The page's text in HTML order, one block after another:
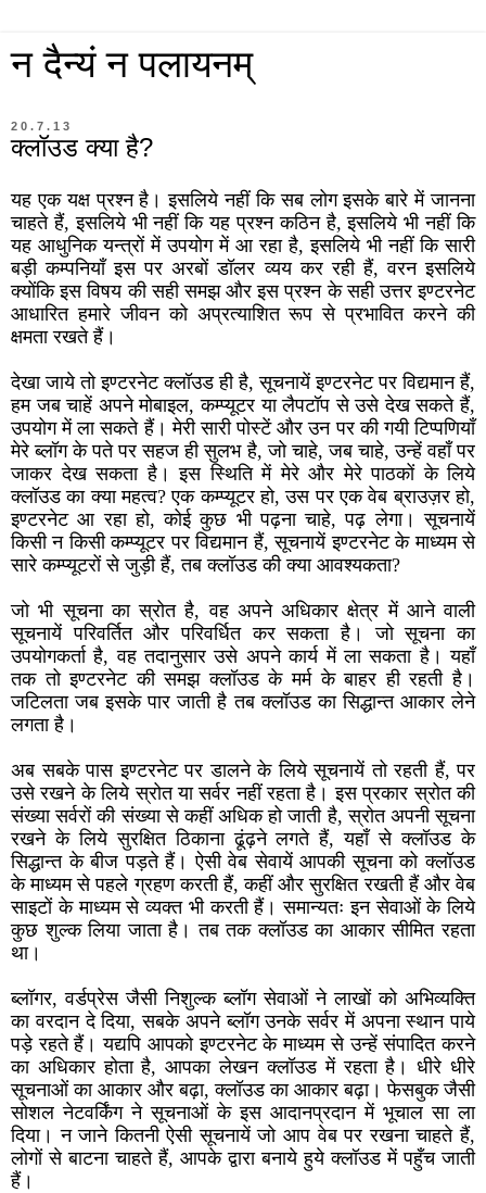
न दैन्यं न पलायनम्
20.7.13
क्लॉउड क्या है?
यह एक यक्ष प्रश्न है। इसलिये नहीं कि सब लोग इसके बारे में जानना
चाहते हैं, इसलिये भी नहीं कि यह प्रश्न कठिन है, इसलिये भी नहीं कि
यह आधुनिक यन्त्रों में उपयोग में आ रहा है, इसलिये भी नहीं कि सारी
बड़ी कम्पनियाँ इस पर अरबों डॉलर व्यय कर रही हैं, वरन इसलिये
क्योंकि इस विषय की सही समझ और इस प्रश्न के सही उत्तर इण्टरनेट
आधारित हमारे जीवन को अप्रत्याशित रूप से प्रभावित करने की
क्षमता रखते हैं।
देखा जाये तो इण्टरनेट क्लॉउड ही है, सूचनायें इण्टरनेट पर विद्यमान हैं,
हम जब चाहें अपने मोबाइल, कम्प्यूटर या लैपटॉप से उसे देख सकते हैं,
उपयोग में ला सकते हैं। मेरी सारी पोस्टें और उन पर की गयी टिप्पणियाँ
मेरे ब्लॉग के पते पर सहज ही सुलभ है, जो चाहे, जब चाहे, उन्हें वहाँ पर
जाकर देख सकता है। इस स्थिति में मेरे और मेरे पाठकों के लिये
क्लॉउड का क्या महत्व? एक कम्प्यूटर हो, उस पर एक वेब ब्राउज़र हो,
इण्टरनेट आ रहा हो, कोई कुछ भी पढ़ना चाहे, पढ़ लेगा। सूचनायें
किसी न किसी कम्प्यूटर पर विद्यमान हैं, सूचनायें इण्टरनेट के माध्यम से
सारे कम्प्यूटरों से जुड़ी हैं, तब क्लॉउड की क्या आवश्यकता?
जो भी सूचना का स्रोत है, वह अपने अधिकार क्षेत्र में आने वाली
सूचनायें परिवर्तित और परिवर्धित कर सकता है। जो सूचना का
उपयोगकर्ता है, वह तदानुसार उसे अपने कार्य में ला सकता है। यहाँ
तक तो इण्टरनेट की समझ क्लॉउड के मर्म के बाहर ही रहती है।
जटिलता जब इसके पार जाती है तब क्लॉउड का सिद्धान्त आकार लेने
लगता है।
अब सबके पास इण्टरनेट पर डालने के लिये सूचनायें तो रहती हैं, पर
उसे रखने के लिये स्रोत या सर्वर नहीं रहता है। इस प्रकार स्रोत की
संख्या सर्वरों की संख्या से कहीं अधिक हो जाती है, स्रोत अपनी सूचना
रखने के लिये सुरक्षित ठिकाना ढूंढ़ने लगते हैं, यहाँ से क्लॉउड के
सिद्धान्त के बीज पड़ते हैं। ऐसी वेब सेवायें आपकी सूचना को क्लॉउड
के माध्यम से पहले ग्रहण करती हैं, कहीं और सुरक्षित रखती हैं और वेब
साइटों के माध्यम से व्यक्त भी करती हैं। समान्यतः इन सेवाओं के लिये
कुछ शुल्क लिया जाता है। तब तक क्लॉउड का आकार सीमित रहता
था।
ब्लॉगर, वर्डप्रेस जैसी निशुल्क ब्लॉग सेवाओं ने लाखों को अभिव्यक्ति
का वरदान दे दिया, सबके अपने ब्लॉग उनके सर्वर में अपना स्थान पाये
पड़े रहते हैं। यद्यपि आपको इण्टरनेट के माध्यम से उन्हें संपादित करने
का अधिकार होता है, आपका लेखन क्लॉउड में रहता है। धीरे धीरे
सूचनाओं का आकार और बढ़ा, क्लॉउड का आकार बढ़ा। फेसबुक जैसी
सोशल नेटवर्किंग ने सूचनाओं के इस आदानप्रदान में भूचाल सा ला
दिया। न जाने कितनी ऐसी सूचनायें जो आप वेब पर रखना चाहते हैं,
लोगों से बाटना चाहते हैं, आपके द्वारा बनाये हुये क्लॉउड में पहुँच जाती
हैं।